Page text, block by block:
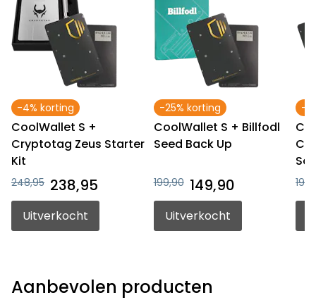
-4% korting
CoolWallet S +
Cryptotag Zeus Starter
Kit
248,95 238,95
Uitverkocht
-25% korting
CoolWallet S + Billfodl
Seed Back Up
199,90 149,90
Uitverkocht
-
Aanbevolen producten